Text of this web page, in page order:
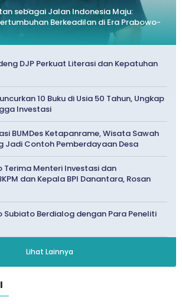
sebagai Jalan Indonesia Maju:
Berkeadilan di Era Prabowo-
DJP Perkuat Literasi dan Kepatuhan
10 Buku di Usia 50 Tahun, Ungkap
Investasi
BUMDes Ketapanrame, Wisata Sawah
Jadi Contoh Pemberdayaan Desa
Terima Menteri Investasi dan
dan Kepala BPI Danantara, Rosan
Subiato Berdialog dengan Para Peneliti
Lihat Lainnya